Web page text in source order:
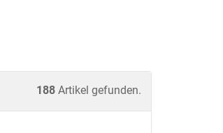
188 Artikel gefunden.